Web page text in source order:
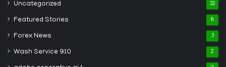
Uncategorized 32
Featured Stories 6
Forex News 3
Wash Service 910 2